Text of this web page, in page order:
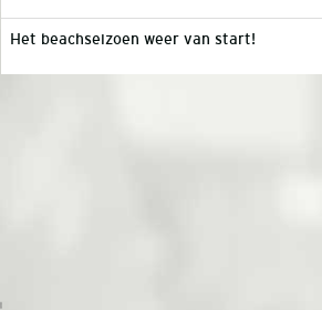
Het beachseizoen weer van start!